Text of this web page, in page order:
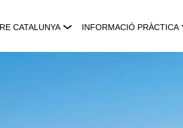
CATALUNYA INFORMACIÓ PRÀCTICA